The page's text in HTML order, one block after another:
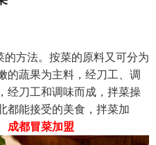
方法。按菜的原料又可分为
的蔬果为主料，经刀工、调
经刀工和调味而成，拌菜操
都能接受的美食，拌菜加
成都冒菜加盟